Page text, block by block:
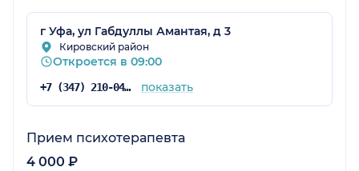
г Уфа, ул Габдуллы Амантая, д 3
Кировский район
Откроется в 09:00
+7 (347) 210-04-79 показать
Прием психотерапевта
4 000 ₽